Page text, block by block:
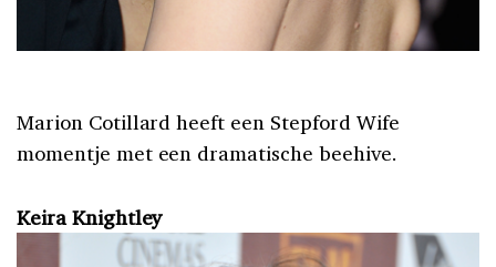
Marion Cotillard heeft een Stepford Wife
momentje met een dramatische beehive.
Keira Knightley